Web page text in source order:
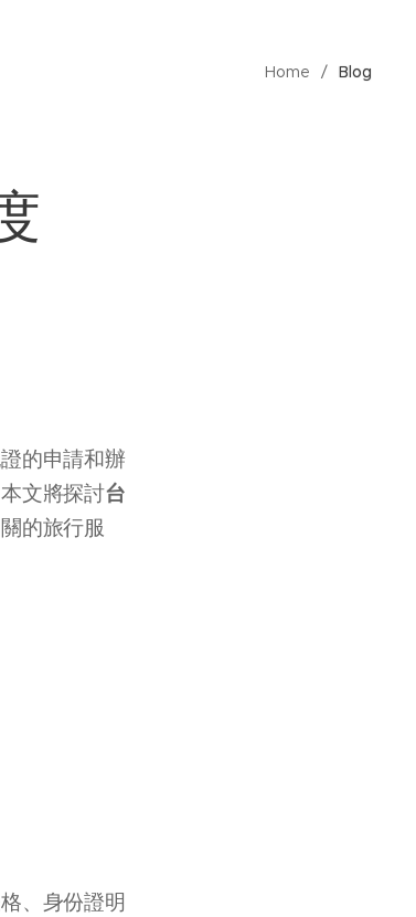
Home Blog
的申請和辦
文將探討台
的旅行服
、身份證明